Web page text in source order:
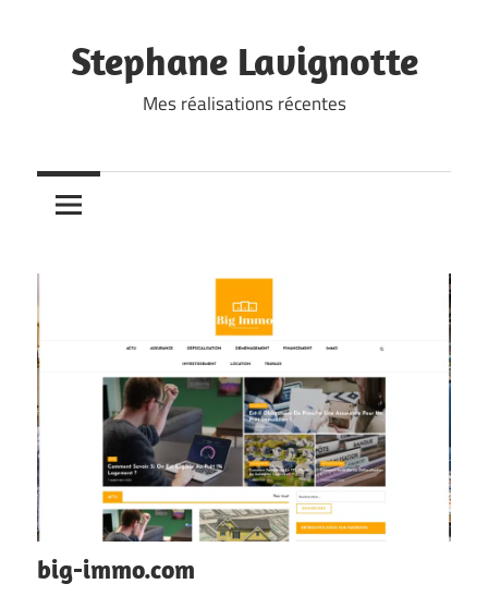
contentStephane Lavignotte
Mes réalisations récentes
big-immo.com